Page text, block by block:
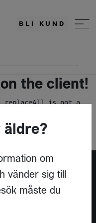
BLI KUND
the client!
is not a
om
vänder sig till
måste du